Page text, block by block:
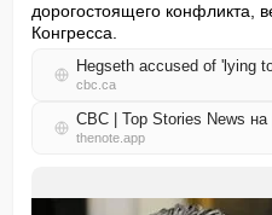
дорогостоящего конфликта,
Конгресса.
cbc.ca
CBC | Top Stories News на
thenote.app